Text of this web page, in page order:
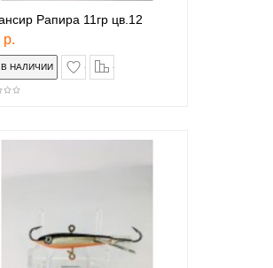
Рапира 11гр цв.12
р.
в закладки